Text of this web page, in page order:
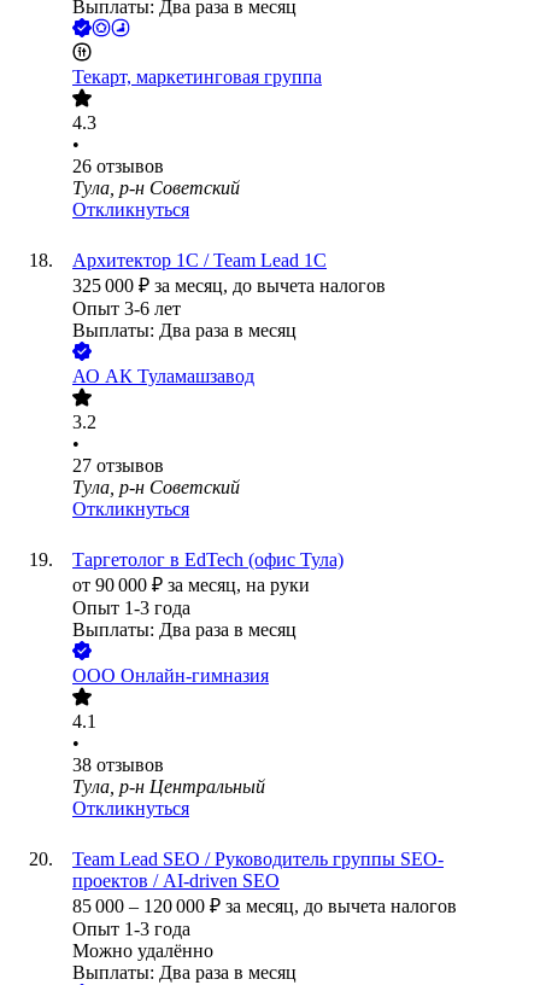
Выплаты: Два раза в месяц
Текарт, маркетинговая группа
4.3
•
26 отзывов
Тула, р-н Советский
Откликнуться
Архитектор 1С / Team Lead 1С
325 000 ₽ за месяц, до вычета налогов
Опыт 3-6 лет
Выплаты: Два раза в месяц
АО АК Туламашзавод
3.2
•
27 отзывов
Тула, р-н Советский
Откликнуться
Таргетолог в EdTech (офис Тула)
от 90 000 ₽ за месяц, на руки
Опыт 1-3 года
Выплаты: Два раза в месяц
ООО Онлайн-гимназия
4.1
•
38 отзывов
Тула, р-н Центральный
Откликнуться
Team Lead SEO / Руководитель группы SEO-
проектов / AI-driven SEO
85 000 – 120 000 ₽ за месяц, до вычета налогов
Опыт 1-3 года
Можно удалённо
Выплаты: Два раза в месяц